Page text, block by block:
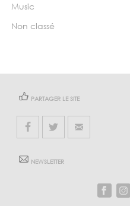
Music
Non classé
PARTAGER LE SITE
NEWSLETTER